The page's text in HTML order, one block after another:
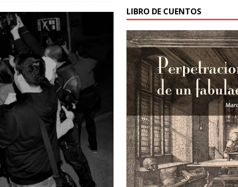
LIBRO DE CUENTOS